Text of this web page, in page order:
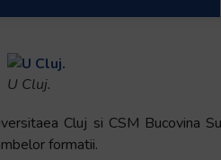
U Cluj.
Cluj si CSM Bucovina
formatii.